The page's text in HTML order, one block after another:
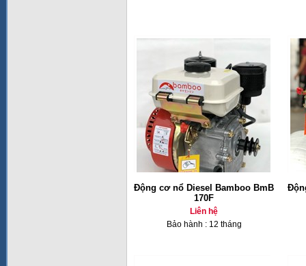
Động cơ nổ Diesel Bamboo BmB
170F
Liên hệ
Bảo hành : 12 tháng